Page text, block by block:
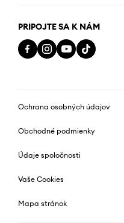
PRIPOJTE SA K NÁM
Ochrana osobných údajov
Obchodné podmienky
Údaje spoločnosti
Vaše Cookies
Mapa stránok